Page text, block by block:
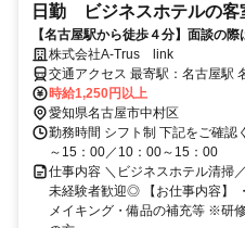
日勤 ビジネスホテルの客
【名古屋駅から徒歩４分】面談の
株式会社A-Trus link
交
時給1,250円以上
愛知県名古屋市中村区
勤務時間 シフト制 下記をご確
～15：00／10：00～15：00
仕事内容 ＼ビジネスホテル清掃
未経験者歓迎◎ 【お仕事内容】
メイキング・備品の補充等 ※研